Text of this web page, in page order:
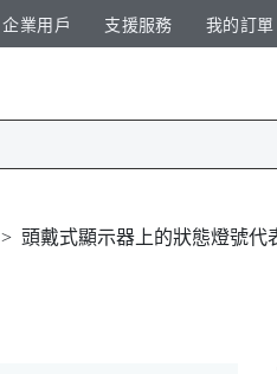
企業用戶 支援服務 我的訂單
> 頭戴式顯示器上的狀態燈號代